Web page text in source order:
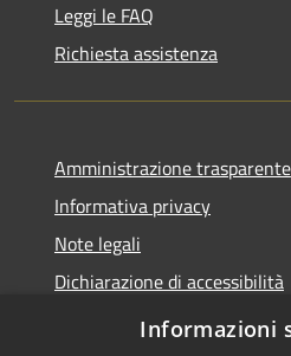
Leggi le FAQ
Richiesta assistenza
Amministrazione trasparente
Informativa privacy
Note legali
Dichiarazione di accessibilità
Moduli PrivacyInformazioni